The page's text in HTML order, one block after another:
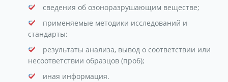
сведения об озоноразрушающим веществе;
применяемые методики исследований и
стандарты;
результаты анализа, вывод о соответствии или
несоответствии образцов (проб);
иная информация.